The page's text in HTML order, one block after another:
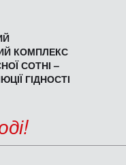
КОМПЛЕКС
СОТНІ –
ГІДНОСТІ